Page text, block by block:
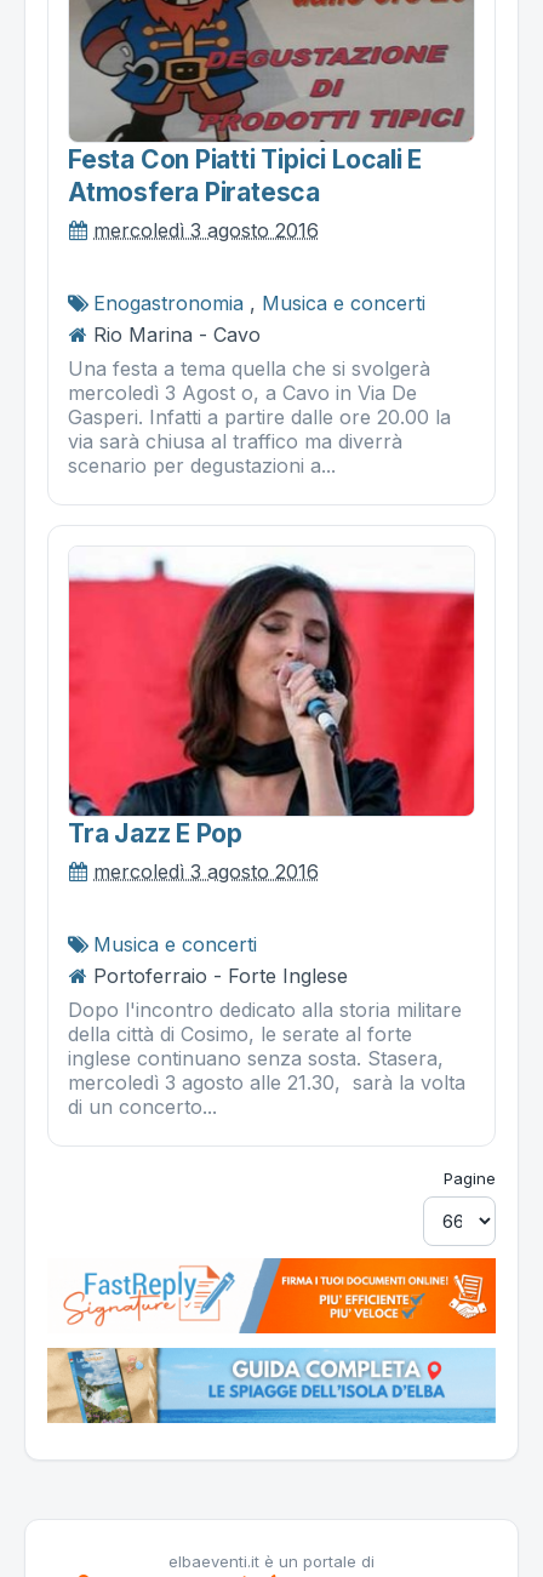
Festa Con Piatti Tipici Locali E
Atmosfera Piratesca
mercoledì 3 agosto 2016
Enogastronomia , Musica e concerti
Rio Marina - Cavo
Una festa a tema quella che si svolgerà
mercoledì 3 Agost o, a Cavo in Via De
Gasperi. Infatti a partire dalle ore 20.00 la
via sarà chiusa al traffico ma diverrà
scenario per degustazioni a...
Tra Jazz E Pop
mercoledì 3 agosto 2016
Musica e concerti
Portoferraio - Forte Inglese
Dopo l'incontro dedicato alla storia militare
della città di Cosimo, le serate al forte
inglese continuano senza sosta. Stasera,
mercoledì 3 agosto alle 21.30, sarà la volta
di un concerto...
Pagine
elbaeventi.it è un portale di